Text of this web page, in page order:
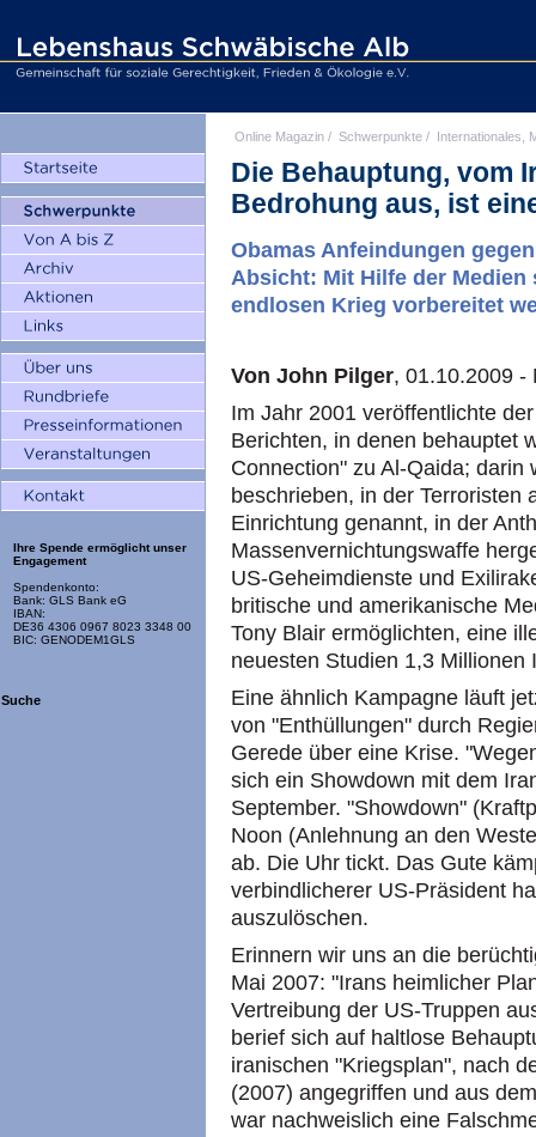
Ihre Spende ermöglicht unser
Engagement
Spendenkonto:
Bank: GLS Bank eG
IBAN:
DE36 4306 0967 8023 3348 00
BIC: GENODEM1GLS
Suche
Online Magazin / Schwerpunkte / Internationales,
Die Behauptung, vom
Bedrohung aus, ist
Obamas Anfeindungen
Absicht: Mit Hilfe der
endlosen Krieg vorbereitet
Von John Pilger, 01.10.2009 -
Im Jahr 2001 veröffentlichte
Berichten, in denen behauptet
Connection" zu Al-Qaida;
beschrieben, in der Terroristen
Einrichtung genannt, in der
Massenvernichtungswaffe
US-Geheimdienste und
britische und amerikanische
Tony Blair ermöglichten, eine
neuesten Studien 1,3
Eine ähnlich Kampagne läuft
von "Enthüllungen" durch
Gerede über eine Krise.
sich ein Showdown mit dem
September. "Showdown"
Noon (Anlehnung an den
ab. Die Uhr tickt. Das Gute
verbindlicherer US-Präsident
auszulöschen.
Erinnern wir uns an die
Mai 2007: "Irans heimlicher
Vertreibung der US-Truppen
berief sich auf haltlose
iranischen "Kriegsplan", nach
(2007) angegriffen und aus
war nachweislich eine